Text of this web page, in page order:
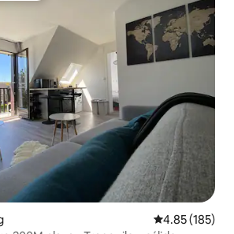
Calificación
4.85 (185)